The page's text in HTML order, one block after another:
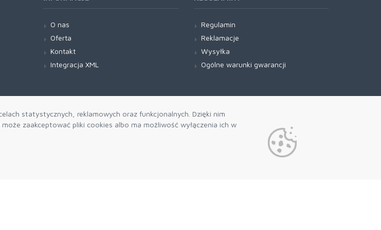
statystycznych, reklamowych oraz funkcjonalnych. Dzięki nim
zaakceptować pliki cookies albo ma możliwość wyłączenia ich w
O nas
Oferta
Kontakt
Integracja XML
Regulamin
Reklamacje
Wysyłka
Ogólne warunki gwarancji